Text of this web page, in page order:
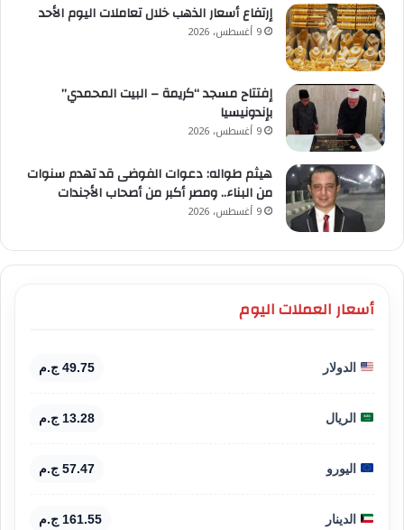
إرتفاع أسعار الذهب خلال تعاملات اليوم الأحد
9 أغسطس، 2026
إفتتاح مسجد “كريمة – البيت المحمدي”
بإندونيسيا
9 أغسطس، 2026
هيثم طواله: دعوات الفوضى قد تهدم سنوات
من البناء.. ومصر أكبر من أصحاب الأجندات
9 أغسطس، 2026
أسعار العملات اليوم
الدولار 49.75 ج.م
الريال 13.28 ج.م
اليورو 57.47 ج.م
الدينار 161.55 ج.م